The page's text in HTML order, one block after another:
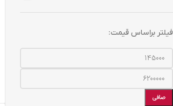
فیلتر براساس قیمت:
صافی